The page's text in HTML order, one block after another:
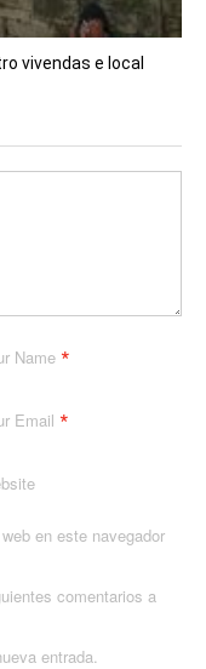
vivendas e local
Name *
Email *
en este navegador
comentarios a
entrada.